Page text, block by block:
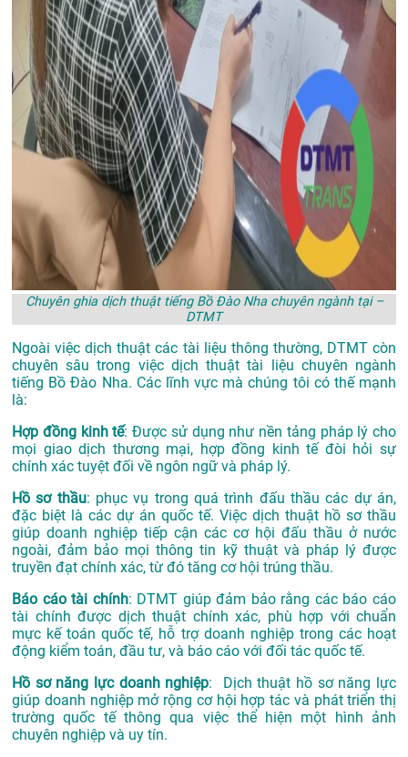
Chuyên ghia dịch thuật tiếng Bồ Đào Nha chuyên ngành tại –
DTMT
Ngoài việc dịch thuật các tài liệu thông thường, DTMT còn
chuyên sâu trong việc dịch thuật tài liệu chuyên ngành
tiếng Bồ Đào Nha. Các lĩnh vực mà chúng tôi có thế mạnh
là:
Hợp đồng kinh tế: Được sử dụng như nền tảng pháp lý cho
mọi giao dịch thương mại, hợp đồng kinh tế đòi hỏi sự
chính xác tuyệt đối về ngôn ngữ và pháp lý.
Hồ sơ thầu: phục vụ trong quá trình đấu thầu các dự án,
đặc biệt là các dự án quốc tế. Việc dịch thuật hồ sơ thầu
giúp doanh nghiệp tiếp cận các cơ hội đấu thầu ở nước
ngoài, đảm bảo mọi thông tin kỹ thuật và pháp lý được
truyền đạt chính xác, từ đó tăng cơ hội trúng thầu.
Báo cáo tài chính: DTMT giúp đảm bảo rằng các báo cáo
tài chính được dịch thuật chính xác, phù hợp với chuẩn
mực kế toán quốc tế, hỗ trợ doanh nghiệp trong các hoạt
động kiểm toán, đầu tư, và báo cáo với đối tác quốc tế.
Hồ sơ năng lực doanh nghiệp: Dịch thuật hồ sơ năng lực
giúp doanh nghiệp mở rộng cơ hội hợp tác và phát triển thị
trường quốc tế thông qua việc thể hiện một hình ảnh
chuyên nghiệp và uy tín.